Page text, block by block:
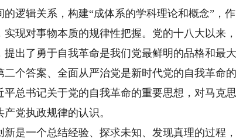
的逻辑关系，构建“成体系的学科理论和概念”，
实现对事物本质的规律性把握。党的十八大以来
提出了勇于自我革命是我们党最鲜明的品格和最
二个答案、全面从严治党是新时代党的自我革命
平总书记关于党的自我革命的重要思想，对马克
党执政规律的认识。
一个总结经验、探求未知、发现真理的过程，